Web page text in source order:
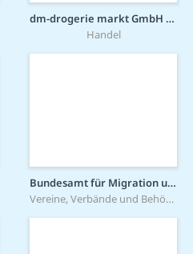
dm-drogerie markt GmbH + Co. KG
Handel
Bundesamt für Migration und Flüchtlinge
Vereine, Verbände und Behörden